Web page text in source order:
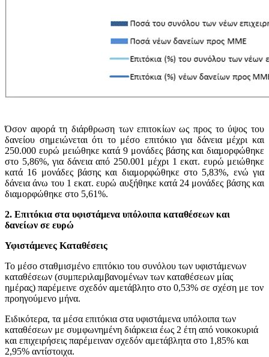
Όσον αφορά τη διάρθρωση των επιτοκίων ως προς το ύψος του
δανείου σημειώνεται ότι το μέσο επιτόκιο για δάνεια μέχρι και
250.000 ευρώ μειώθηκε κατά 9 μονάδες βάσης και διαμορφώθηκε
στο 5,86%, για δάνεια από 250.001 μέχρι 1 εκατ. ευρώ μειώθηκε
κατά 16 μονάδες βάσης και διαμορφώθηκε στο 5,83%, ενώ για
δάνεια άνω του 1 εκατ. ευρώ αυξήθηκε κατά 24 μονάδες βάσης και
διαμορφώθηκε στο 5,61%.
2. Επιτόκια στα υφιστάμενα υπόλοιπα καταθέσεων και
δανείων σε ευρώ
Υφιστάμενες Καταθέσεις
Το μέσο σταθμισμένο επιτόκιο του συνόλου των υφιστάμενων
καταθέσεων (συμπεριλαμβανομένων των καταθέσεων μίας
ημέρας) παρέμεινε σχεδόν αμετάβλητο στο 0,53% σε σχέση με τον
προηγούμενο μήνα.
Ειδικότερα, τα μέσα επιτόκια στα υφιστάμενα υπόλοιπα των
καταθέσεων με συμφωνημένη διάρκεια έως 2 έτη από νοικοκυριά
και επιχειρήσεις παρέμειναν σχεδόν αμετάβλητα στο 1,85% και
2,95% αντίστοιχα.